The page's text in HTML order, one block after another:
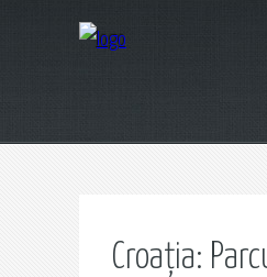
Croația: